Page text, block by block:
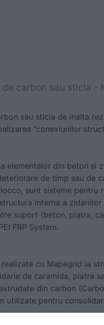
carbon sau sticla -
sau sticla de inalta
”conexiunilor
elementelor din beton si
de timp sau de
sunt sisteme pentru
interna a
suport (beton, piatra,
FRP System.
cu Mapegrid la
de caramida, piatra
din carbon
utilizate pentru